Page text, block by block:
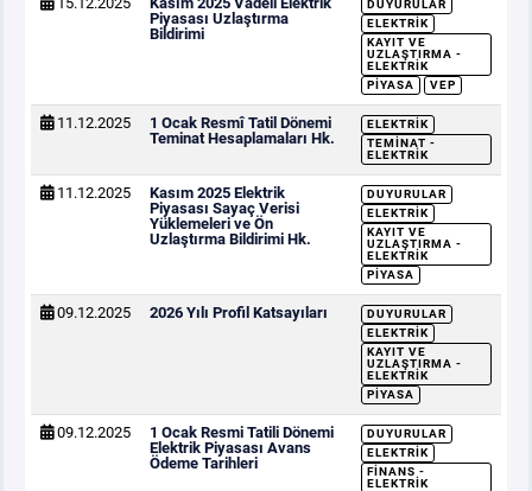
Piyasası Uzlaştırma
Bildirimi
DUYURULAR
ELEKTRIK
KAYIT VE
UZLAŞTIRMA -
ELEKTRIK
PIYASA
VEP
11.12.2025
1 Ocak Resmî Tatil Dönemi
Teminat Hesaplamaları Hk.
ELEKTRIK
TEMINAT -
ELEKTRIK
11.12.2025
Kasım 2025 Elektrik
Piyasası Sayaç Verisi
Yüklemeleri ve Ön
Uzlaştırma Bildirimi Hk.
DUYURULAR
ELEKTRIK
KAYIT VE
UZLAŞTIRMA -
ELEKTRIK
PIYASA
09.12.2025 2026 Yılı Profil Katsayıları
DUYURULAR
ELEKTRIK
KAYIT VE
UZLAŞTIRMA -
ELEKTRIK
PIYASA
09.12.2025
1 Ocak Resmi Tatili Dönemi
Elektrik Piyasası Avans
Ödeme Tarihleri
DUYURULAR
ELEKTRIK
FINANS -
ELEKTRIK